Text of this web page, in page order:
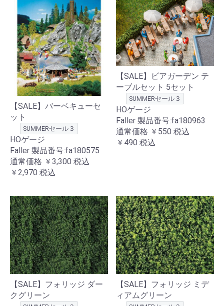
【SALE】バーベキューセ
ット
SUMMERセール３
HOゲージ
Faller 製品番号:fa180575
通常価格 ￥3,300 税込
￥2,970 税込
【SALE】ビアガーデン テ
ーブルセット 5セット
SUMMERセール３
HOゲージ
Faller 製品番号:fa180963
通常価格 ￥550 税込
￥490 税込
【SALE】フォリッジ ダー
クグリーン
【SALE】フォリッジ ミデ
ィアムグリーン